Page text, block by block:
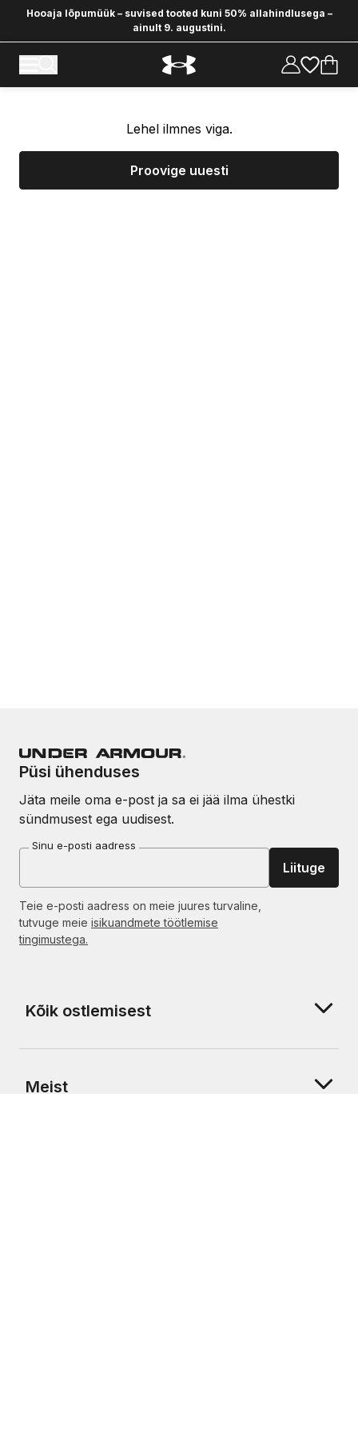
Hooaja lõpumüük – suvised tooted kuni 50% allahindlusega –
ainult 9. augustini.
Lehel ilmnes viga.
Proovige uuesti
Püsi ühenduses
Jäta meile oma e-post ja sa ei jää ilma ühestki
sündmusest ega uudisest.
Sinu e-posti aadress
Liituge
Teie e-posti aadress on meie juures turvaline,
tutvuge meie isikuandmete töötlemise
tingimustega.
Kõik ostlemisest
Meist